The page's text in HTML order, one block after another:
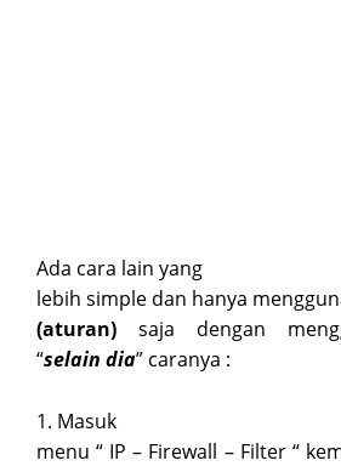
Ada cara lain yang
lebih simple dan hanya
(aturan) saja dengan
“selain dia” caranya :
1. Masuk
menu “ IP – Firewall – Filter “